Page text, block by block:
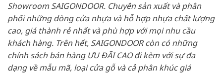
Showroom SAIGONDOOR. Chuyên sản xuất và phân
phối những dòng cửa nhựa và hỗ hợp nhựa chất lượng
cao, giá thành rẻ nhất và phù hợp với mọi nhu cầu
khách hàng. Trên hết, SAIGONDOOR còn có những
chính sách bán hàng ƯU ĐÃI CAO đi kèm với sự đa
dạng về mẫu mã, loại cửa gỗ và cả phân khúc giá